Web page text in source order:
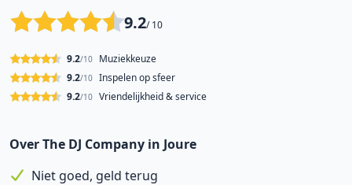
9.2/ 10
Muziekkeuze
9.2/10
Inspelen op sfeer
9.2/10
Vriendelijkheid & service
9.2/10
Over The DJ Company in Joure
Niet goed, geld terug